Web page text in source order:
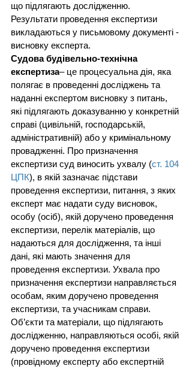
що підлягають дослідженню.
Результати проведення експертизи
викладаються у письмовому документі -
висновку експерта.
Судова будівельно-технічна
експертиза– це процесуальна дія, яка
полягає в проведенні досліджень та
наданні експертом висновку з питань,
які підлягають доказуванню у конкретній
справі (цивільній, господарській,
адміністративній) або у кримінальному
провадженні. Про призначення
експертизи суд виносить ухвалу (ст. 104
ЦПК), в якій зазначає підстави
проведення експертизи, питання, з яких
експерт має надати суду висновок,
особу (осіб), якій доручено проведення
експертизи, перелік матеріалів, що
надаються для дослідження, та інші
дані, які мають значення для
проведення експертизи. Ухвала про
призначення експертизи направляється
особам, яким доручено проведення
експертизи, та учасникам справи.
Об’єкти та матеріали, що підлягають
дослідженню, направляються особі, якій
доручено проведення експертизи
(провідному експерту або експертній